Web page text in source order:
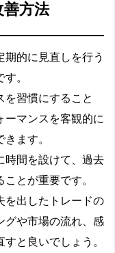
善方法
期的に見直しを行う
。
を習慣にすること
ーマンスを客観的に
ます。
時間を設けて、過去
とが重要です。
を出したトレードの
グや市場の流れ、感
と良いでしょう。